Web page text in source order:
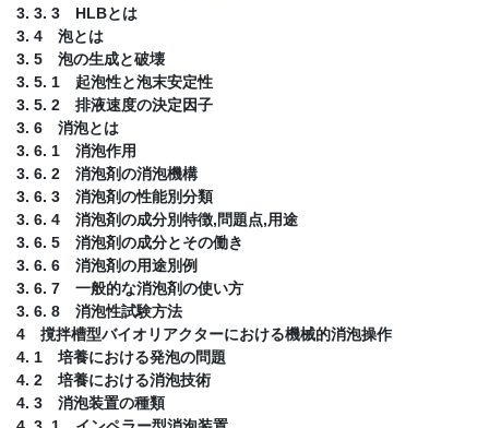
3. 3. 3 HLBとは
3. 4 泡とは
3. 5 泡の生成と破壊
3. 5. 1 起泡性と泡末安定性
3. 5. 2 排液速度の決定因子
3. 6 消泡とは
3. 6. 1 消泡作用
3. 6. 2 消泡剤の消泡機構
3. 6. 3 消泡剤の性能別分類
3. 6. 4 消泡剤の成分別特徴,問題点,用途
3. 6. 5 消泡剤の成分とその働き
3. 6. 6 消泡剤の用途別例
3. 6. 7 一般的な消泡剤の使い方
3. 6. 8 消泡性試験方法
4 撹拌槽型バイオリアクターにおける機械的消泡操作
4. 1 培養における発泡の問題
4. 2 培養における消泡技術
4. 3 消泡装置の種類